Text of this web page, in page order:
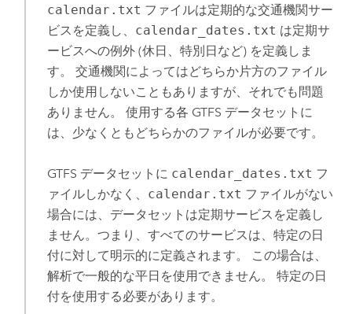
calendar.txt ファイルは定期的な交通機関サー
ビスを定義し、 calendar_dates.txt は定期サ
ービスへの例外 (休日、特別日など) を定義しま
す。 交通機関によってはどちらか片方のファイル
しか使用しないこともありますが、それでも問題
ありません。 使用する各 GTFS データセットに
は、少なくともどちらかのファイルが必要です。
GTFS データセットに calendar_dates.txt フ
ァイルしかなく、 calendar.txt ファイルがない
場合には、データセットは定期サービスを定義し
ません。つまり、すべてのサービスは、特定の日
付に対して明示的に定義されます。 この場合は、
解析で一般的な平日を使用できません。 特定の日
付を使用する必要があります。